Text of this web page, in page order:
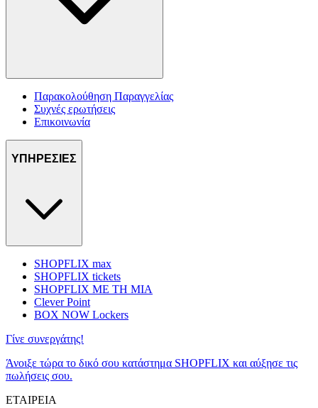
Παρακολούθηση Παραγγελίας
Συχνές ερωτήσεις
Επικοινωνία
ΥΠΗΡΕΣΙΕΣ
SHOPFLIX max
SHOPFLIX tickets
SHOPFLIX ΜΕ ΤΗ ΜΙΑ
Clever Point
BOX NOW Lockers
Γίνε συνεργάτης!
Άνοιξε τώρα το δικό σου κατάστημα SHOPFLIX και αύξησε τις
πωλήσεις σου.
ΕΤΑΙΡΕΙΑ